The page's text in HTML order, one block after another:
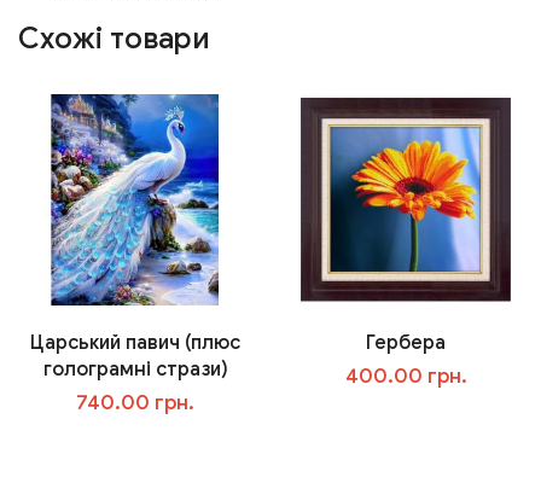
Схожі товари
Царський павич (плюс
голограмні стрази)
740.00 грн.
Гербера
400.00 грн.